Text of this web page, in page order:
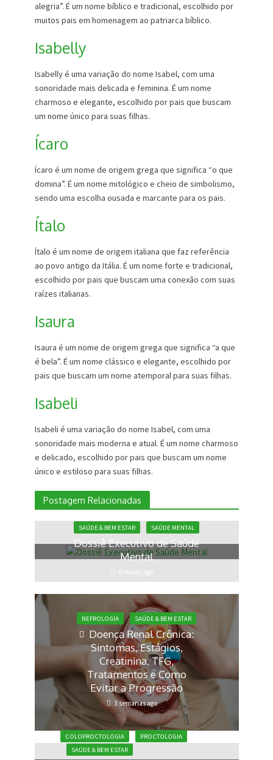
alegria”. É um nome bíblico e tradicional, escolhido por
muitos pais em homenagem ao patriarca bíblico.
Isabelly
Isabelly é uma variação do nome Isabel, com uma
sonoridade mais delicada e feminina. É um nome
charmoso e elegante, escolhido por pais que buscam
um nome único para suas filhas.
Ícaro
Ícaro é um nome de origem grega que significa “o que
domina”. É um nome mitológico e cheio de simbolismo,
sendo uma escolha ousada e marcante para os pais.
Ítalo
Ítalo é um nome de origem italiana que faz referência
ao povo antigo da Itália. É um nome forte e tradicional,
escolhido por pais que buscam uma conexão com suas
raízes italianas.
Isaura
Isaura é um nome de origem grega que significa “a que
é bela”. É um nome clássico e elegante, escolhido por
pais que buscam um nome atemporal para suas filhas.
Isabeli
Isabeli é uma variação do nome Isabel, com uma
sonoridade mais moderna e atual. É um nome charmoso
e delicado, escolhido por pais que buscam um nome
único e estiloso para suas filhas.
Postagem Relacionadas
SAÚDE & BEM ESTAR SAÚDE MENTAL
Dossiê Executivo de Saúde
Mental
6 meses ago
NEFROLOGIA SAÚDE & BEM ESTAR
Doença Renal Crônica:
Sintomas, Estágios,
Creatinina, TFG,
Tratamentos e Como
Evitar a Progressão
3 semanas ago
COLOPROCTOLOGIA
PROCTOLOGIA
SAÚDE & BEM ESTAR